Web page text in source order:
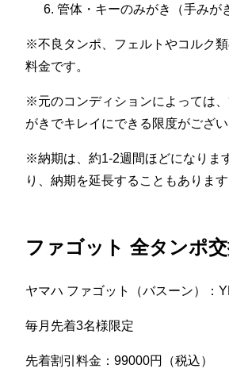
管体・キーのみがき（手みが
※不良タンポ、フェルトやコルク
料金です。
※元のコンディションによっては
がきでキレイにできる限度がござい
※納期は、約1-2週間ほどになりま
り、納期を延長することもあります
ファゴット 全タンポ
ヤマハ ファゴット（バスーン）：
毎月先着3名様限定
先着割引料金：99000円（税込）